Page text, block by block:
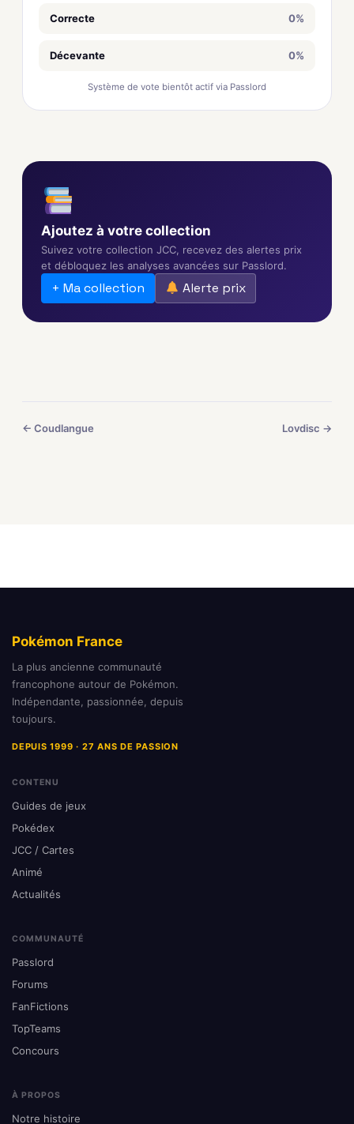
Correcte 0%
Décevante 0%
Système de vote bientôt actif via Passlord
Ajoutez à votre collection
Suivez votre collection JCC, recevez des alertes prix
et débloquez les analyses avancées sur Passlord.
+ Ma collection Alerte prix
← Coudlangue Lovdisc →
Pokémon France
La plus ancienne communauté
francophone autour de Pokémon.
Indépendante, passionnée, depuis
toujours.
DEPUIS 1999 · 27 ANS DE PASSION
CONTENU
Guides de jeux
Pokédex
JCC / Cartes
Animé
Actualités
COMMUNAUTÉ
Passlord
Forums
FanFictions
TopTeams
Concours
À PROPOS
Notre histoire